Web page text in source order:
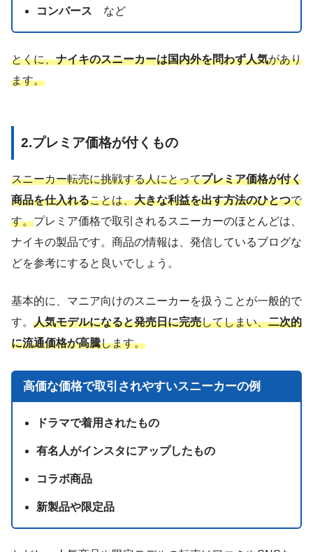
コンバース など
とくに、ナイキのスニーカーは国内外を問わず人気があり
ます。
2.プレミア価格が付くもの
スニーカー転売に挑戦する人にとってプレミア価格が付く
商品を仕入れることは、大きな利益を出す方法のひとつで
す。プレミア価格で取引されるスニーカーのほとんどは、
ナイキの製品です。商品の情報は、発信しているブログな
どを参考にすると良いでしょう。
基本的に、マニア向けのスニーカーを扱うことが一般的で
す。 人気モデルになると発売日に完売してしまい、二次的
に流通価格が高騰します。
高価な価格で取引されやすいスニーカーの例
ドラマで着用されたもの
有名人がインスタにアップしたもの
コラボ商品
新製品や限定品